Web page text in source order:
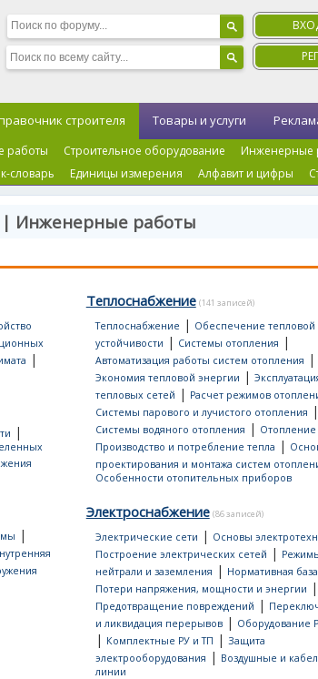
строителя
работы Строительное оборудование Инженерные
словарь Единицы измерения Алфавит и цифры
Товары и услуги
| Инженерные работы
|
|
|
Теплоснабжение (141 записей)
Теплоснабжение | Обеспечение тепловой
устойчивости | Системы отопления |
Автоматизация работы систем отопления |
Экономия тепловой энергии |
тепловых сетей | Расчет режимов
Системы парового и лучистого отопления |
Системы водяного отопления | Отопление
Производство и потребление тепла |
проектирования и монтажа систем
Особенности отопительных приборов
Электроснабжение (86 записей)
Электрические сети | Основы
Построение электрических сетей |
нейтрали и заземления | Нормативная база
Потери напряжения, мощности и энергии |
Предотвращение повреждений |
и ликвидация перерывов| Оборудование
| Комплектные РУ и ТП | Защита
электрооборудования | Воздушные и
линии